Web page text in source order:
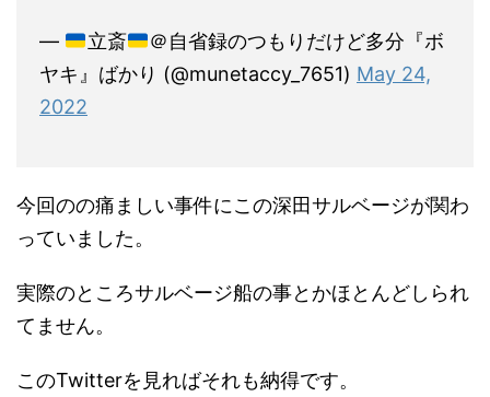
— 立斎
＠自省録のつもりだけど多分『ボ
ヤキ』ばかり (@munetaccy_7651) May 24,
2022
今回のの痛ましい事件にこの深田サルベージが関わ
っていました。
実際のところサルベージ船の事とかほとんどしられ
てません。
このTwitterを見ればそれも納得です。